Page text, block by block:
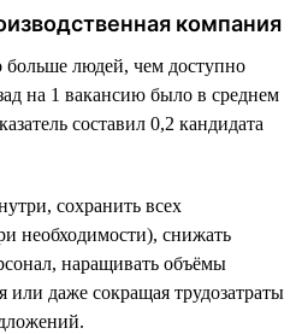
компания
людей, чем доступно
на 1 вакансию было в среднем
составил 0,2 кандидата
сохранить всех
необходимости), снижать
наращивать объёмы
или даже сокращая трудозатраты